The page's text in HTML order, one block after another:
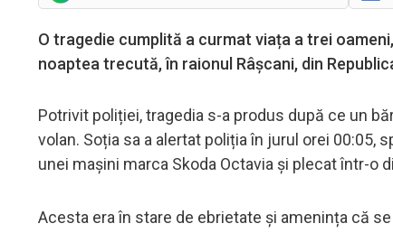
O tragedie cumplită a curmat viața a trei
noaptea trecută, în raionul Râșcani, din
Potrivit poliției, tragedia s-a produs după ce un
volan. Soția sa a alertat poliția în jurul orei 00:05,
unei mașini marca Skoda Octavia și plecat într-o
Acesta era în stare de ebrietate și amenința că